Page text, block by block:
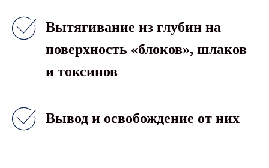
Вытягивание из глубин на
поверхность «блоков», шлаков
и токсинов
Вывод и освобождение от них